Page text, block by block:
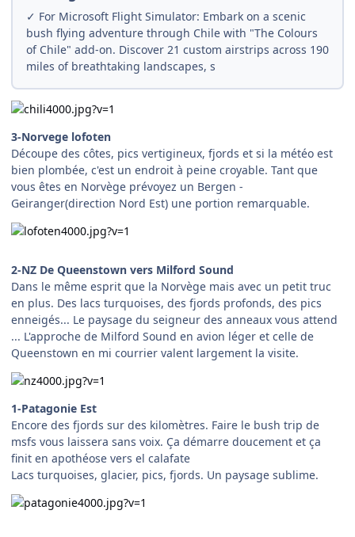
✓ For Microsoft Flight Simulator: Embark on a scenic
bush flying adventure through Chile with "The Colours
of Chile" add-on. Discover 21 custom airstrips across 190
miles of breathtaking landscapes, s
3-Norvege lofoten
Découpe des côtes, pics vertigineux, fjords et si la météo est
bien plombée, c'est un endroit à peine croyable. Tant que
vous êtes en Norvège prévoyez un Bergen -
Geiranger(direction Nord Est) une portion remarquable.
2-NZ De Queenstown vers Milford Sound
Dans le même esprit que la Norvège mais avec un petit truc
en plus. Des lacs turquoises, des fjords profonds, des pics
enneigés... Le paysage du seigneur des anneaux vous attend
... L'approche de Milford Sound en avion léger et celle de
Queenstown en mi courrier valent largement la visite.
1-Patagonie Est
Encore des fjords sur des kilomètres. Faire le bush trip de
msfs vous laissera sans voix. Ça démarre doucement et ça
finit en apothéose vers el calafate
Lacs turquoises, glacier, pics, fjords. Un paysage sublime.